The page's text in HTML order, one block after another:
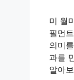
미 월
필먼
의미
과를
알아